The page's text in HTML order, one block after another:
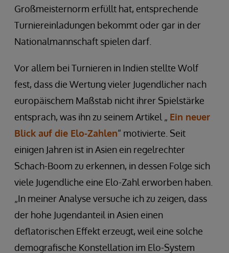
Großmeisternorm erfüllt hat, entsprechende
Turniereinladungen bekommt oder gar in der
Nationalmannschaft spielen darf.
Vor allem bei Turnieren in Indien stellte Wolf
fest, dass die Wertung vieler Jugendlicher nach
europäischem Maßstab nicht ihrer Spielstärke
entsprach, was ihn zu seinem Artikel „ Ein neuer
Blick auf die Elo-Zahlen“ motivierte. Seit
einigen Jahren ist in Asien ein regelrechter
Schach-Boom zu erkennen, in dessen Folge sich
viele Jugendliche eine Elo-Zahl erworben haben.
„In meiner Analyse versuche ich zu zeigen, dass
der hohe Jugendanteil in Asien einen
deflatorischen Effekt erzeugt, weil eine solche
demografische Konstellation im Elo-System